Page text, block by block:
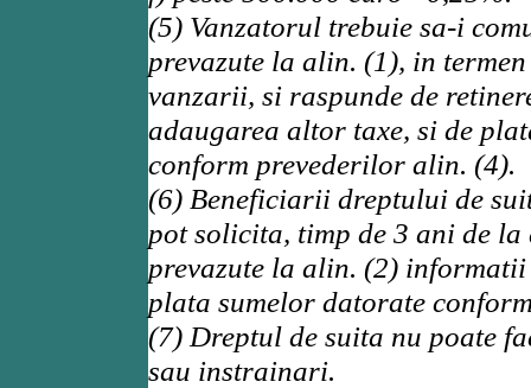
(5) Vanzatorul trebuie sa-i
prevazute la alin. (1), in
vanzarii, si raspunde de
adaugarea altor taxe, si de
conform prevederilor alin. (4).
(6) Beneficiarii dreptului de
pot solicita, timp de 3 ani de
prevazute la alin. (2)
plata sumelor datorate
(7) Dreptul de suita nu poate
sau instrainari.